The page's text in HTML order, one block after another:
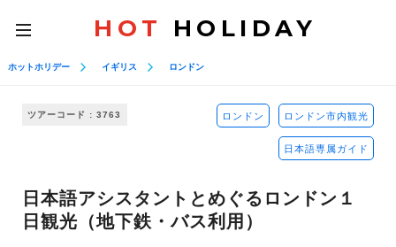
toggle
navigation
HOT HOLIDAY
ホットホリデー イギリス ロンドン
ツアーコード : 3763 ロンドン ロンドン市内観光
日本語専属ガイド
日本語アシスタントとめぐるロンドン１
日観光（地下鉄・バス利用）